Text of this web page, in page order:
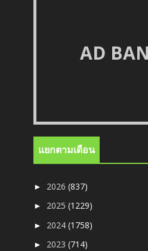
AD
แยกตามเดือน
► 2026(837)
► 2025(1229)
► 2024(1758)
► 2023(714)